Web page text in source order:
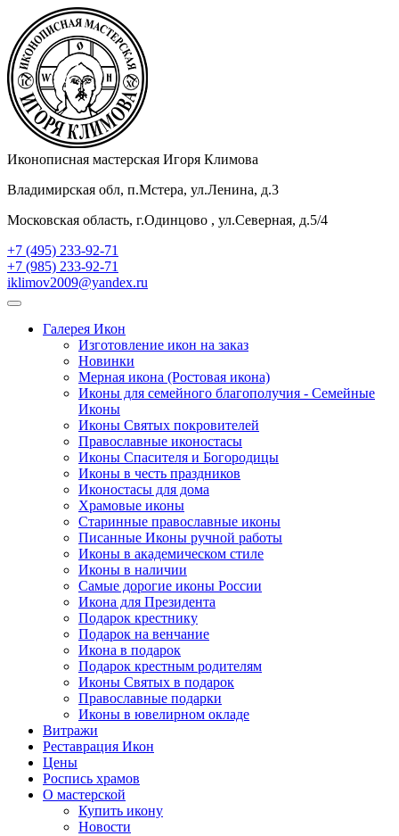
Иконописная мастерская Игоря Климова
Владимирская обл, п.Мстера, ул.Ленина, д.3
Московская область, г.Одинцово , ул.Северная, д.5/4
+7 (495) 233-92-71
+7 (985) 233-92-71
iklimov2009@yandex.ru
Галерея Икон
Изготовление икон на заказ
Новинки
Мерная икона (Ростовая икона)
Иконы для семейного благополучия - Семейные
Иконы
Иконы Святых покровителей
Православные иконостасы
Иконы Спасителя и Богородицы
Иконы в честь праздников
Иконостасы для дома
Храмовые иконы
Старинные православные иконы
Писанные Иконы ручной работы
Иконы в академическом стиле
Иконы в наличии
Самые дорогие иконы России
Икона для Президента
Подарок крестнику
Подарок на венчание
Икона в подарок
Подарок крестным родителям
Иконы Святых в подарок
Православные подарки
Иконы в ювелирном окладе
Витражи
Реставрация Икон
Цены
Роспись храмов
О мастерской
Купить икону
Новости